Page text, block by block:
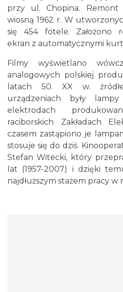
przy ul. Chopina. Remont
wiosną 1962 r. W
się 454 fotele. Założono
ekran z automatycznymi
Filmy wyświetlano
analogowych polskiej
latach 50. XX w.
urządzeniach były
elektrodach
raciborskich Zakładach
czasem zastąpiono je
stosuje się do dziś.
Stefan Witecki, który
lat (1957-2007) i dzięki
najdłuższym stażem pracy w